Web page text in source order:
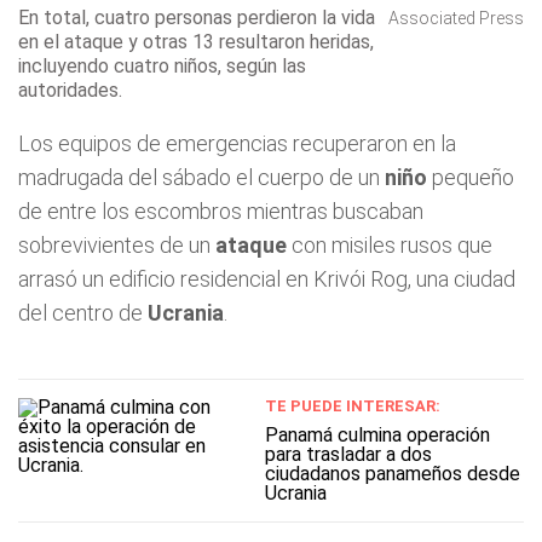
En total, cuatro personas perdieron la vida
en el ataque y otras 13 resultaron heridas,
incluyendo cuatro niños, según las
autoridades.
Associated Press
Los equipos de emergencias recuperaron en la
madrugada del sábado el cuerpo de un niño pequeño
de entre los escombros mientras buscaban
sobrevivientes de un ataque con misiles rusos que
arrasó un edificio residencial en Krivói Rog, una ciudad
del centro de Ucrania
TE PUEDE INTERESAR:
Panamá culmina operación
para trasladar a dos
ciudadanos panameños desde
Ucrania